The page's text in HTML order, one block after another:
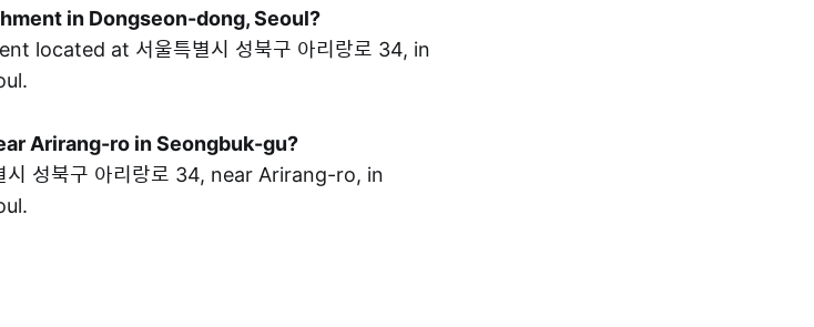
in Dongseon-dong, Seoul?
located at 서울특별시 성북구 아리랑로 34, in
Arirang-ro in Seongbuk-gu?
시 성북구 아리랑로 34, near Arirang-ro, in